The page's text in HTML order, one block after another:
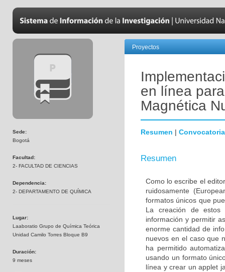
Sede:
Bogotá
Facultad:
2- FACULTAD DE CIENCIAS
Dependencia:
2- DEPARTAMENTO DE QUÍMICA
Lugar:
Laaboratio Grupo de Química Teórica
Unidad Camilo Torres Bloque B9
Duración:
9 meses
Proyectos
en línea
Magnética
Resumen | Convocatoria
Resumen
Como lo escribe el
ruidosamente
formatos únicos que
La creación de estos
información y permitir
enorme cantidad de
nuevos en el caso que
ha permitido
usando un formato
línea y crear un applet